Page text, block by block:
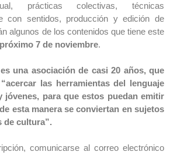
prácticas colectivas, técnicas
con sentidos, producción y edición de
algunos de los contenidos que tiene este
próximo 7 de noviembre.
una asociación de casi 20 años, que
las herramientas del lenguaje
jóvenes, para que estos puedan emitir
esta manera se conviertan en sujetos
de cultura”.
comunicarse al correo electrónico